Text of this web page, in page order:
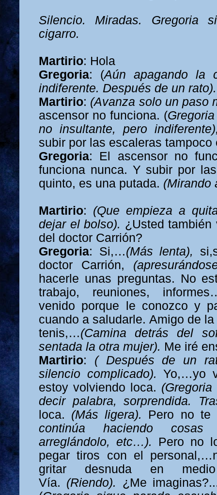
Silencio. Miradas. Gregoria
cigarro.
Martirio: Hola
Gregoria: (Aún apagando la
indiferente. Después de un
Martirio: (Avanza solo un paso
ascensor no funciona. (
no insultante, pero
subir por las escaleras tampoco
Gregoria:
El ascensor no
funciona nunca. Y subir por
quinto, es una putada. (Mirando
Martirio: (Que empieza a
dejar el bolso). ¿Usted
del doctor Carrión?
Gregoria: Si,…(Más lenta),
doctor Carrión,
hacerle unas preguntas. No
trabajo, reuniones,
venido porque le conozco y
cuando a saludarle. Amigo de
tenis,…(Camina detrás del
sentada la otra mujer). Me iré
Martirio: ( Después de un
silencio complicado). Yo,…yo
estoy volviendo loca.
decir palabra, sorprendida.
loca. (Más ligera). Pero no
continúa haciendo
arreglándolo, etc…). Pero no
pegar tiros con el
gritar desnuda en
Vía. (Riendo). ¿Me